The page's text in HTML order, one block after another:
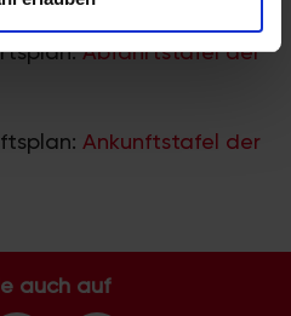
wir Informationen zu Ihrer
an unsere Partner für
Analysen weiter. Unsere
die Sie ihnen bereitgestellt
Ihrer Nutzung der Dienste
Abfahrtstafel der
Ankunftstafel der
auch auf